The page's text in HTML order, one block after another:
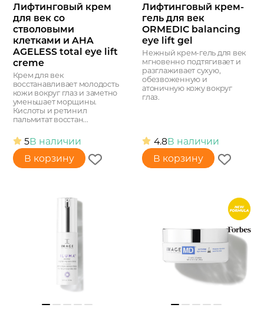
Лифтинговый крем
для век со
стволовыми
клетками и AHA
AGELESS total eye lift
creme
Крем для век
восстанавливает молодость
кожи вокруг глаз и заметно
уменьшает морщины.
Кислоты и ретинил
пальмитат восстан...
5В наличии
В корзину
Лифтинговый крем-
гель для век
ORMEDIC balancing
eye lift gel
Нежный крем-гель для век
мгновенно подтягивает и
разглаживает сухую,
обезвоженную и
атоничную кожу вокруг
глаз.
4.8В наличии
В корзину